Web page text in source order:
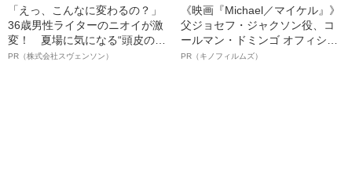
「えっ、こんなに変わるの？」
36歳男性ライターのニオイが激
変！ 夏場に気になる“頭皮のニ
オイ”や“ベタつき”を解消す
PR（株式会社スヴェンソン）
《映画『Michael／マイケル』》
父ジョセフ・ジャクソン役、コ
ールマン・ドミンゴ オフィシャ
ルインタビュー“観客を魅了した
PR（キノフィルムズ）